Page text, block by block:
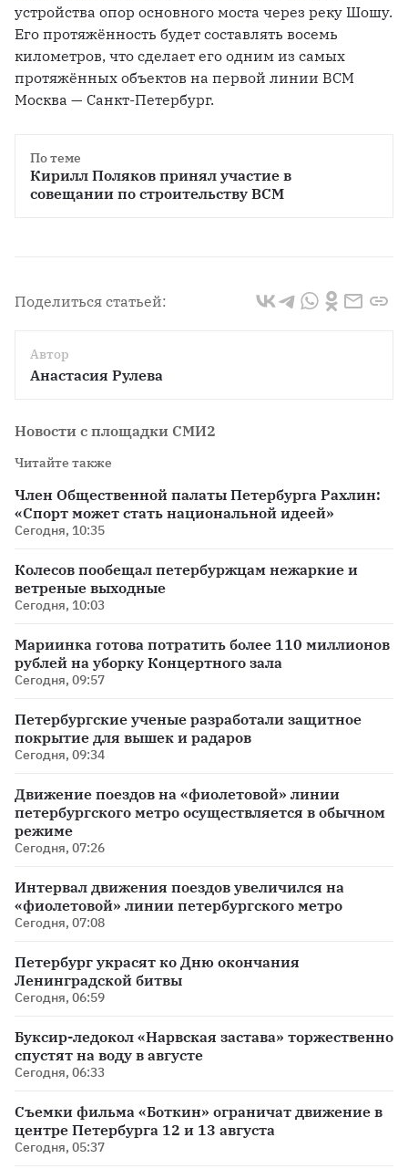
устройства опор основного моста через реку Шошу.
Его протяжённость будет составлять восемь
километров, что сделает его одним из самых
протяжённых объектов на первой линии ВСМ
Москва — Санкт-Петербург.
По теме
Кирилл Поляков принял участие в
совещании по строительству ВСМ
Поделиться статьей:
Автор
Анастасия Рулева
Новости с площадки СМИ2
Читайте также
Член Общественной палаты Петербурга Рахлин:
«Спорт может стать национальной идеей»
Сегодня, 10:35
Колесов пообещал петербуржцам нежаркие и
ветреные выходные
Сегодня, 10:03
Мариинка готова потратить более 110 миллионов
рублей на уборку Концертного зала
Сегодня, 09:57
Петербургские ученые разработали защитное
покрытие для вышек и радаров
Сегодня, 09:34
Движение поездов на «фиолетовой» линии
петербургского метро осуществляется в обычном
режиме
Сегодня, 07:26
Интервал движения поездов увеличился на
«фиолетовой» линии петербургского метро
Сегодня, 07:08
Петербург украсят ко Дню окончания
Ленинградской битвы
Сегодня, 06:59
Буксир-ледокол «Нарвская застава» торжественно
спустят на воду в августе
Сегодня, 06:33
Съемки фильма «Боткин» ограничат движение в
центре Петербурга 12 и 13 августа
Сегодня, 05:37